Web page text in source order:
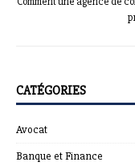
CATÉGORIES
Avocat
Banque et Finance